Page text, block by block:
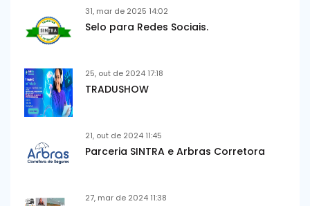
31, mar de 2025 14:02
Selo para Redes Sociais.
25, out de 2024 17:18
TRADUSHOW
21, out de 2024 11:45
Parceria SINTRA e Arbras Corretora
27, mar de 2024 11:38